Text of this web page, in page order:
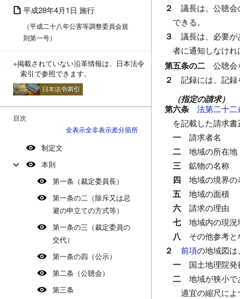
平成28年4月1日 施行
（平成二十八年公害等調整委員会規
則第一号）
※掲載されていない沿革情報は、日本法令
索引で参照できます。
目次
全表示全非表示差分箇所
制定文
本則
第一条（裁定委員長）
第一条の二（除斥又は忌
避の申立ての方式等）
第一条の三（裁定委員の
交代）
第一条の四（公示）
第二条（公聴会）
第三条
２ 議長は、公聴
できる。
３ 議長は、必要が
者に通知しなけれ
第五条の二 公聴会
２ 記録には、記録
（指定の請求）
第六条 法第二十
を記載した請求
一 請求者名
二 地域の所在地
三 鉱物の名称
四 地域の境界の
五 地域の面積
六 請求の理由
七 地域内の現
八 その他参考
２ 前項の地域図は
一 国土地理院
二 地域が狭小
適宜の縮尺によ